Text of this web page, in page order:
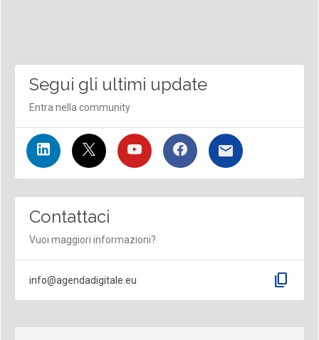
Segui gli ultimi update
Entra nella community
Contattaci
Vuoi maggiori informazioni?
info@agendadigitale.eu content_copy